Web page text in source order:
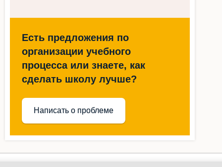
Есть предложения по
организации учебного
процесса или знаете, как
сделать школу лучше?
Написать о проблеме